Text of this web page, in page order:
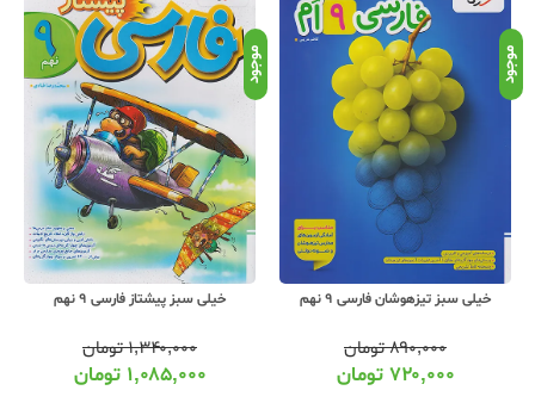
موجود
خیلی سبز تیزهوشان فارسی 9 نهم
۸۹۰,۰۰۰تومان
۷۲۰,۰۰۰ تومان
موجود
خیلی سبز پیشتاز فارسی 9 نهم
۱,۳۴۰,۰۰۰تومان
۱,۰۸۵,۰۰۰ تومان